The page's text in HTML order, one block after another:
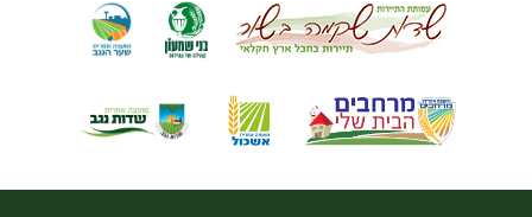
שלכם ליחיד במינו עם המון יחס ומקצועיות. חדש חדש!! רק בימי שלישי
פותחים לקהל הרחב את הברבוסה בברור חיל בואו להתפנק באווירה הכי
בחגיגת בשרים של שורסקריה אותנטית בסגנון הברזילאי שריינו
מקום מראש דרך האתר: